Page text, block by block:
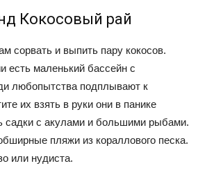
Кокосовый рай
сорвать и выпить пару кокосов.
есть маленький бассейн с
любопытства подплывают к
их взять в руки они в панике
садки с акулами и большими рыбами.
пляжи из кораллового песка.
или нудиста.